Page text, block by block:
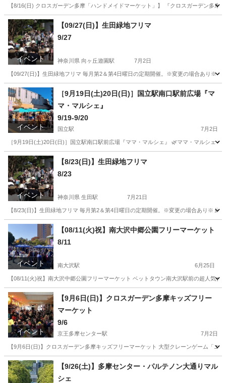
【8/16(日) クロスガーデン多摩「ハンドメイドマーケット」】 『クロスガーデン
東京 多摩市 京王多摩センター駅 地域/お祭り
イベント
【09/27(日)】生田緑地フリマ
9/27
神奈川県 向ヶ丘遊園駅 7月2日
【09/27(日)】生田緑地フリマ 毎月第2＆第4日曜日の定期開催。※変更の場合あり※
神奈川 川崎市 向ヶ丘遊園駅 フリーマーケット フリマ
イベント
［9月19日(土)20日(日)］国立駅南口駅前広場『マ
マ・マルシェ』
9/19-9/20
国立駅 7月2日
［9月19日(土)20日(日)］国立駅南口駅前広場『ママ・マルシェ』 🌿ママ・マルシェ
東京 国立市 地域/お祭り ママ
イベント
【8/23(日)】生田緑地フリマ
8/23
神奈川県 生田駅 7月21日
【8/23(日)】生田緑地フリマ 毎月第2＆第4日曜日の定期開催。※変更の場合あり※ 緑
神奈川 川崎市 フリーマーケット フリマ
イベント
【08/11(火)祝】南大沢中郷公園フリーマーケット
8/11
南大沢駅 6月25日
【08/11(火)祝】南大沢中郷公園フリーマーケット ベットタウン南大沢駅前の超人気
東京 八王子市 南大沢駅 フリーマーケット 会場
イベント
【9月6日(日)】クロスガーデン多摩キッズフリー
マーケット
9/6
京王多摩センター駅 7月2日
【9月6日(日)】クロスガーデン多摩キッズフリーマーケット 大型クレーンゲーム「
東京 多摩市 京王多摩センター駅 フリーマーケット キッズ
【9/26(土)】多摩センター・パルテノン大通りマル
シェ